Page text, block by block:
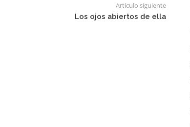
Artículo siguiente
Los ojos abiertos de ella